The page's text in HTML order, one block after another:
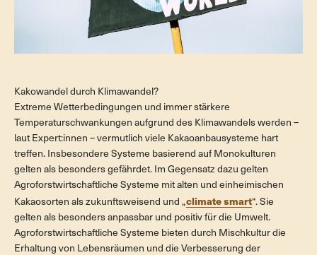
Kakowandel durch Klimawandel?
Extreme Wetterbedingungen und immer stärkere
Temperaturschwankungen aufgrund des Klimawandels werden –
laut Expert:innen – vermutlich viele Kakaoanbausysteme hart
treffen. Insbesondere Systeme basierend auf Monokulturen
gelten als besonders gefährdet. Im Gegensatz dazu gelten
Agroforstwirtschaftliche Systeme mit alten und einheimischen
Kakaosorten als zukunftsweisend und „climate smart“. Sie
gelten als besonders anpassbar und positiv für die Umwelt.
Agroforstwirtschaftliche Systeme bieten durch Mischkultur die
Erhaltung von Lebensräumen und die Verbesserung der